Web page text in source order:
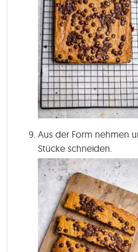
Aus der Form nehmen
Stücke schneiden.